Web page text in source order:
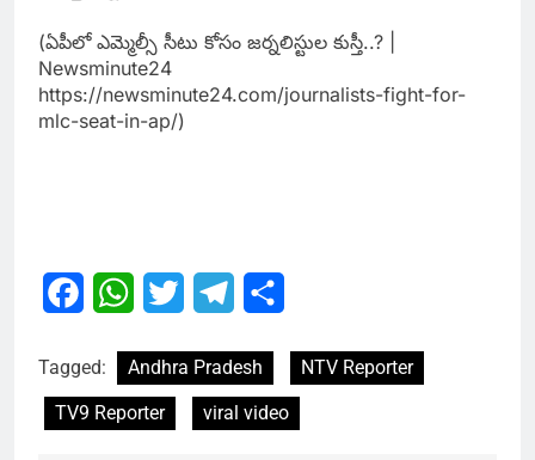
(ఏపీలో ఎమ్మెల్సీ సీటు కోసం జ‌ర్న‌లిస్టుల కుస్తీ..? |
Newsminute24
https://newsminute24.com/journalists-fight-for-
mlc-seat-in-ap/)
FacebookWhatsApp
Twitter Telegram
Tagged: Andhra Pradesh
NTV Reporter
TV9 Reporter
viral video